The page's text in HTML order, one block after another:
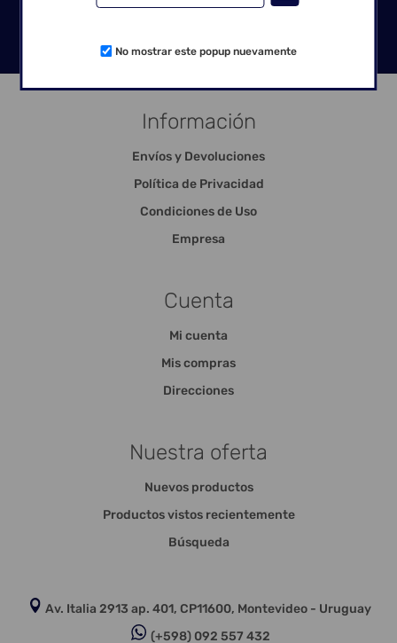
Información
Envíos y Devoluciones
Política de Privacidad
Condiciones de Uso
Empresa
Cuenta
Mi cuenta
Mis compras
Direcciones
Nuestra oferta
Nuevos productos
Productos vistos recientemente
Búsqueda
Av. Italia 2913 ap. 401, CP11600, Montevideo - Uruguay
(+598) 092 557 432
No mostrar este popup nuevamente